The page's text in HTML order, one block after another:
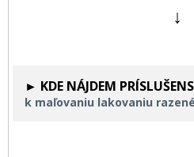
↓
► KDE NÁJDEM
k maľovaniu lakovaniu